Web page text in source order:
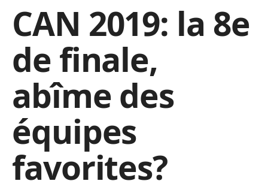
CAN 2019: la 8e
de finale,
abîme des
équipes
favorites?